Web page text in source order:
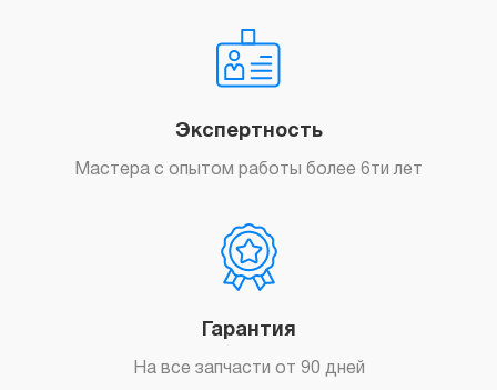
Экспертность
Мастера с опытом работы более 6ти лет
Гарантия
На все запчасти от 90 дней